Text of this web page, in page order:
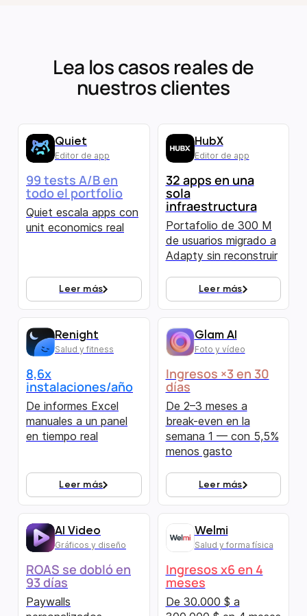
Lea los casos reales de
nuestros clientes
Quiet
Editor de app
99 tests A/B en
todo el portfolio
Quiet escala apps con
unit economics real
Leer más
HubX
Editor de app
32 apps en una
sola
infraestructura
Portafolio de 300 M
de usuarios migrado a
Adapty sin reconstruir
Leer más
Renight
Salud y fitness
8,6x
instalaciones/año
De informes Excel
manuales a un panel
en tiempo real
Leer más
Glam AI
Foto y vídeo
Ingresos ×3 en 30
días
De 2–3 meses a
break-even en la
semana 1 — con 5,5%
menos gasto
Leer más
AI Video
Gráficos y diseño
ROAS se dobló en
93 días
Paywalls
Welmi
Salud y forma física
Ingresos x6 en 4
meses
De 30.000 $ a